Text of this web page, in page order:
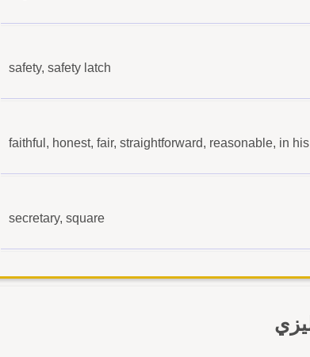
safety, safety latch
faithful, honest, fair, straightforward, reasonable, in
secretary, square